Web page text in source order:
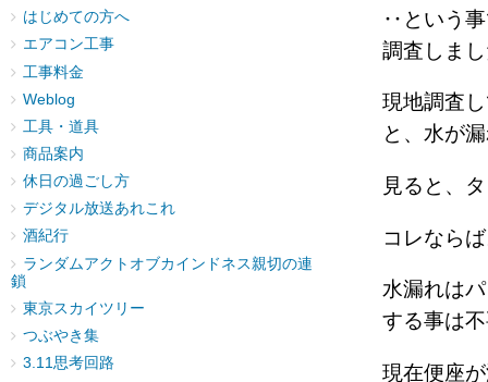
‥という事
調査しま
現地調査
と、水が
見ると、
コレなら
水漏れは
する事は
現在便座
はじめての方へ
エアコン工事
工事料金
Weblog
工具・道具
商品案内
休日の過ごし方
デジタル放送あれこれ
酒紀行
ランダムアクトオブカインドネス親切の連
鎖
東京スカイツリー
つぶやき集
3.11思考回路